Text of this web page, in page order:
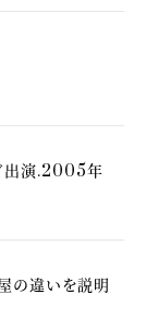
出演.2005年
の違いを説明